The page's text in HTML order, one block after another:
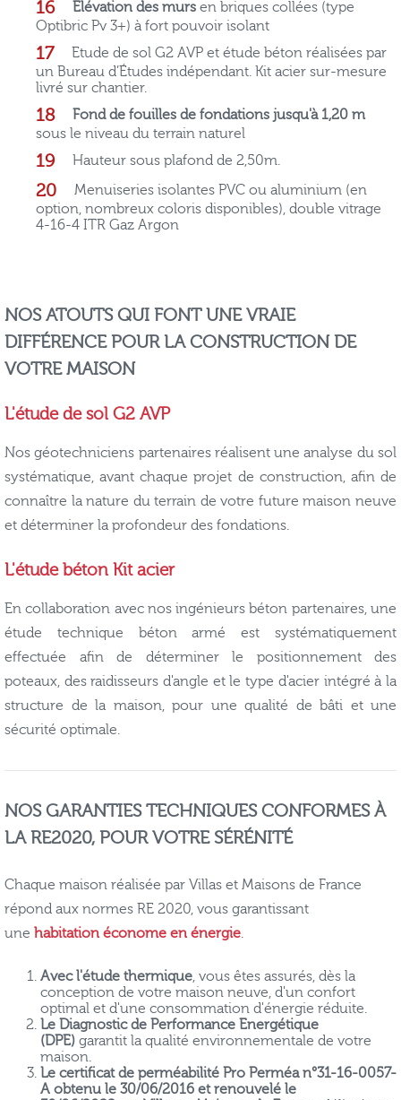
Elévation des murs en briques collées (type
Optibric Pv 3+) à fort pouvoir isolant
Etude de sol G2 AVP et étude béton réalisées par
un Bureau d’Études indépendant. Kit acier sur-mesure
livré sur chantier.
Fond de fouilles de fondations jusqu'à 1,20 m
sous le niveau du terrain naturel
Hauteur sous plafond de 2,50m.
Menuiseries isolantes PVC ou aluminium (en
option, nombreux coloris disponibles), double vitrage
4-16-4 ITR Gaz Argon
NOS ATOUTS QUI FONT UNE VRAIE
DIFFÉRENCE POUR LA CONSTRUCTION DE
VOTRE MAISON
L'étude de sol G2 AVP
Nos géotechniciens partenaires réalisent une analyse du sol
systématique, avant chaque projet de construction, afin de
connaître la nature du terrain de votre future maison neuve
et déterminer la profondeur des fondations.
L'étude béton Kit acier
En collaboration avec nos ingénieurs béton partenaires, une
étude technique béton armé est systématiquement
effectuée afin de déterminer le positionnement des
poteaux, des raidisseurs d'angle et le type d'acier intégré à la
structure de la maison, pour une qualité de bâti et une
sécurité optimale.
NOS GARANTIES TECHNIQUES CONFORMES À
LA RE2020, POUR VOTRE SÉRÉNITÉ
Chaque maison réalisée par Villas et Maisons de France
répond aux normes RE 2020, vous garantissant
une habitation économe en énergie.
Avec l'étude thermique, vous êtes assurés, dès la
conception de votre maison neuve, d'un confort
optimal et d'une consommation d'énergie réduite.
Le Diagnostic de Performance Energétique
(DPE) garantit la qualité environnementale de votre
maison.
Le certificat de perméabilité Pro Perméa n°31-16-0057-
A obtenu le 30/06/2016 et renouvelé le